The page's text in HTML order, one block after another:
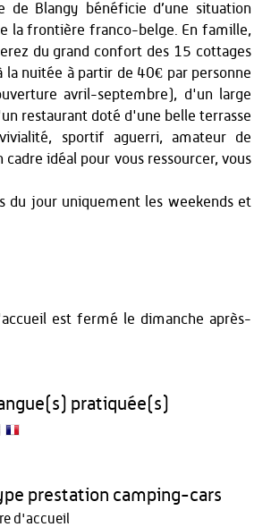
Blangy bénéficie d’une situation
la frontière franco-belge. En famille,
du grand confort des 15 cottages
nuitée à partir de 40€ par personne
avril-septembre), d'un large
restaurant doté d'une belle terrasse
sportif aguerri, amateur de
idéal pour vous ressourcer, vous
du jour uniquement les weekends et
est fermé le dimanche après-
pratiquée(s)
prestation camping-cars
d'accueil